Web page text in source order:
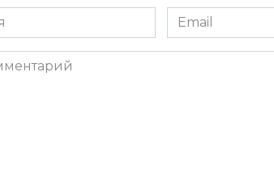
Email
*